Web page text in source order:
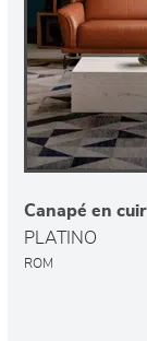
Canapé en cuir
PLATINO
ROM